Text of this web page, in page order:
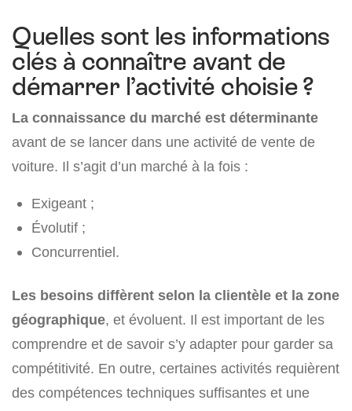
Quelles sont les informations
clés à connaître avant de
démarrer l’activité choisie ?
La connaissance du marché est déterminante
avant de se lancer dans une activité de vente de
voiture. Il s’agit d’un marché à la fois :
Exigeant ;
Évolutif ;
Concurrentiel.
Les besoins diffèrent selon la clientèle et la zone
géographique, et évoluent. Il est important de les
comprendre et de savoir s’y adapter pour garder sa
compétitivité. En outre, certaines activités requièrent
des compétences techniques suffisantes et une